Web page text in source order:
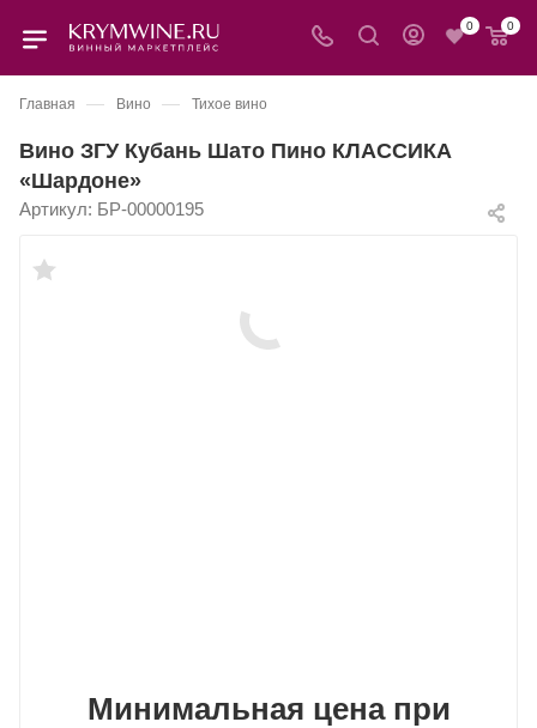
0 0
Главная — Вино — Тихое вино
Вино ЗГУ Кубань Шато Пино КЛАССИКА
«Шардоне»
Артикул: БР-00000195
Минимальная цена при